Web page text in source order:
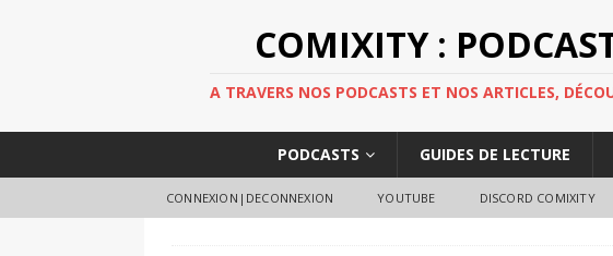
COMIXITY :
A TRAVERS NOS PODCASTS ET NOS ARTICLES,
PODCASTS GUIDES DE LECTURE
CONNEXION|DECONNEXION YOUTUBE DISCORD COMIXITY